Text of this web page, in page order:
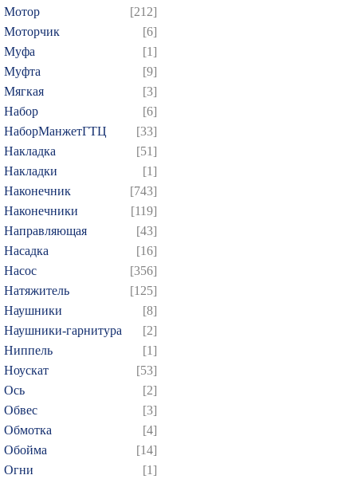
Мотор
[212]
Моторчик
[6]
Муфа
[1]
Муфта
[9]
Мягкая
[3]
Набор
[6]
НаборМанжетГТЦ
[33]
Накладка
[51]
Накладки
[1]
Наконечник
[743]
Наконечники
[119]
Направляющая
[43]
Насадка
[16]
Насос
[356]
Натяжитель
[125]
Наушники
[8]
Наушники-гарнитура
[2]
Ниппель
[1]
Ноускат
[53]
Оcь
[2]
Обвес
[3]
Обмотка
[4]
Обойма
[14]
Огни
[1]